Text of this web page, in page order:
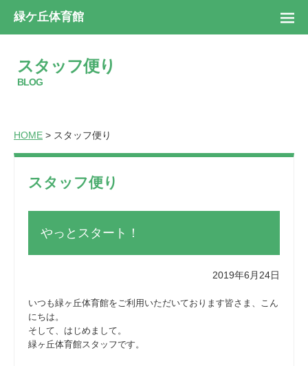
緑ケ丘体育館
スタッフ便り
BLOG
HOME > スタッフ便り
スタッフ便り
やっとスタート！
2019年6月24日
いつも緑ヶ丘体育館をご利用いただいております皆さま、こん
にちは。
そして、はじめまして。
緑ヶ丘体育館スタッフです。